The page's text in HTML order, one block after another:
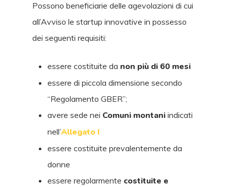
Possono beneficiarie delle agevolazioni di cui
all’Avviso le startup innovative in possesso
dei seguenti requisiti:
essere costituite da non più di 60 mesi
essere di piccola dimensione secondo
“Regolamento GBER”;
avere sede nei Comuni montani indicati
nell’Allegato I
essere costituite prevalentemente da
donne
essere regolarmente costituite e